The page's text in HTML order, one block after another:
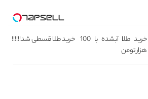
خرید طلا آبشده با 100
هزار تومن
خرید طلا قسطی شد!!!!!!